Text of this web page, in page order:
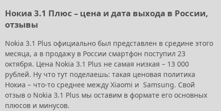
Нокиа 3.1 Плюс – цена и дата выхода в России,
отзывы
Nokia 3.1 Plus официально был представлен в средине этого
месяца, а в продажу в России смартфон поступил 23
октября. Цена Nokia 3.1 Plus не самая низкая – 13 000
рублей. Ну что тут поделаешь: такая ценовая политика
Нокиа – что-то среднее между Xiaomi и Samsung. Свой
отзыв о Nokia 3.1 Plus мы оставим в формате его основных
плюсов и минусов.